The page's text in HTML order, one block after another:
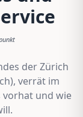
der Zürich
verrät im
vorhat und wie